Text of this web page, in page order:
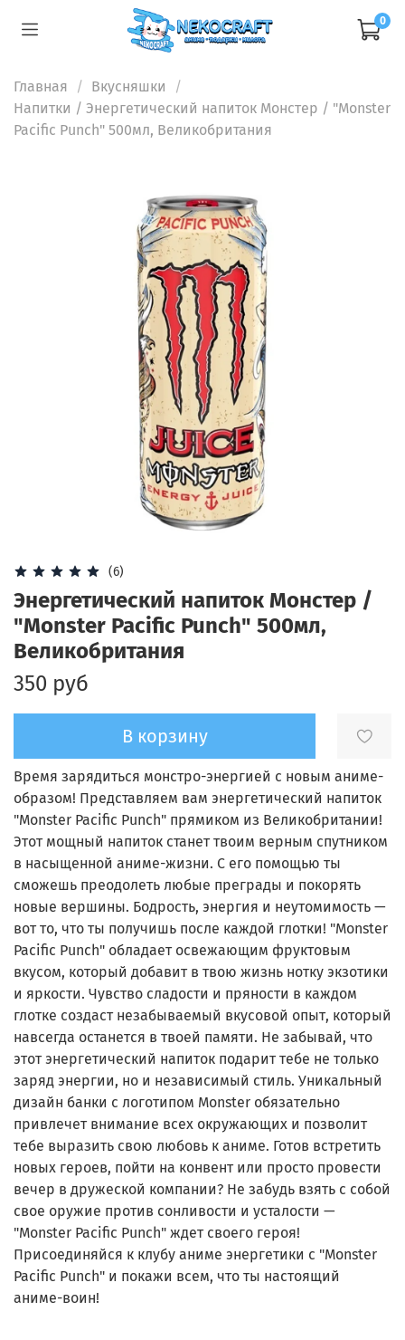
0
Главная
Вкусняшки
Напитки / Энергетический напиток Монстер / "Monster
Pacific Punch" 500мл, Великобритания
(6)
Энергетический напиток Монстер /
"Monster Pacific Punch" 500мл,
Великобритания
350 руб
В корзину
Время зарядиться монстро-энергией с новым аниме-
образом! Представляем вам энергетический напиток
"Monster Pacific Punch" прямиком из Великобритании!
Этот мощный напиток станет твоим верным спутником
в насыщенной аниме-жизни. С его помощью ты
сможешь преодолеть любые преграды и покорять
новые вершины. Бодрость, энергия и неутомимость —
вот то, что ты получишь после каждой глотки! "Monster
Pacific Punch" обладает освежающим фруктовым
вкусом, который добавит в твою жизнь нотку экзотики
и яркости. Чувство сладости и пряности в каждом
глотке создаст незабываемый вкусовой опыт, который
навсегда останется в твоей памяти. Не забывай, что
этот энергетический напиток подарит тебе не только
заряд энергии, но и независимый стиль. Уникальный
дизайн банки с логотипом Monster обязательно
привлечет внимание всех окружающих и позволит
тебе выразить свою любовь к аниме. Готов встретить
новых героев, пойти на конвент или просто провести
вечер в дружеской компании? Не забудь взять с собой
свое оружие против сонливости и усталости —
"Monster Pacific Punch" ждет своего героя!
Присоединяйся к клубу аниме энергетики с "Monster
Pacific Punch" и покажи всем, что ты настоящий
аниме-воин!